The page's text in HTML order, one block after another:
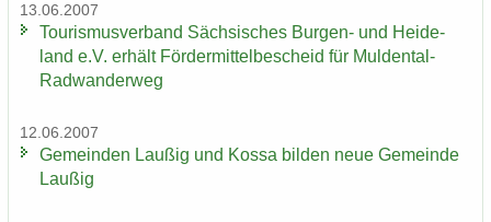
13.06.2007
Tou­ris­mus­ver­band Säch­si­sches Burgen-​ und Hei­de­
land e.V. er­hält För­der­mit­tel­be­scheid für Muldental-​
Radwanderweg
12.06.2007
Ge­mein­den Lau­ßig und Kossa bil­den neue Ge­mein­de
Lau­ßig